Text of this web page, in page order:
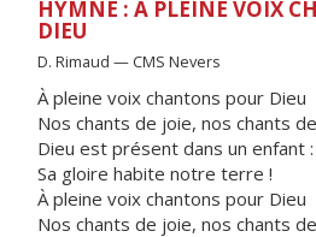
HYMNE : À PLEINE VOIX
DIEU
D. Rimaud — CMS Nevers
À pleine voix chantons pour Dieu
Nos chants de joie, nos chants
Dieu est présent dans un enfant :
Sa gloire habite notre terre !
À pleine voix chantons pour Dieu
Nos chants de joie, nos chants